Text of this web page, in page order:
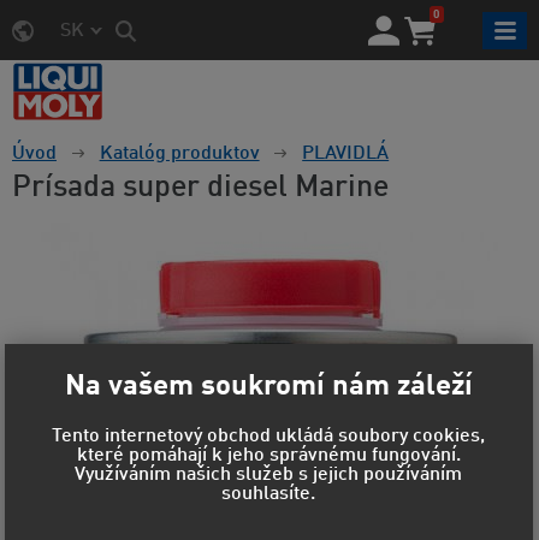
SK
0
Úvod Katalóg produktov PLAVIDLÁ
Prísada super diesel Marine
Na vašem soukromí nám záleží
Tento internetový obchod ukládá soubory cookies,
které pomáhají k jeho správnému fungování.
Využíváním našich služeb s jejich používáním
souhlasíte.